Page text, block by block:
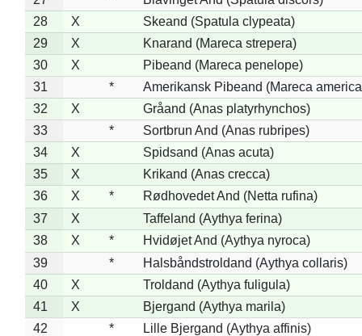
28
X
Skeand (Spatula clypeata)
29
X
Knarand (Mareca strepera)
30
X
Pibeand (Mareca penelope)
31
*
Amerikansk Pibeand (Mareca
32
X
Gråand (Anas platyrhynchos)
33
*
Sortbrun And (Anas rubripes)
34
X
Spidsand (Anas acuta)
35
X
Krikand (Anas crecca)
36
X *
Rødhovedet And (Netta rufina)
37
X
Taffeland (Aythya ferina)
38
X *
Hvidøjet And (Aythya nyroca)
39
*
Halsbåndstroldand (Aythya collaris)
40
X
Troldand (Aythya fuligula)
41
X
Bjergand (Aythya marila)
42
*
Lille Bjergand (Aythya affinis)